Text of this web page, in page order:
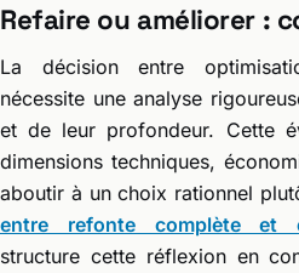
Refaire ou améliorer :
La décision entre
nécessite une analyse
et de leur profondeur. Cette
dimensions techniques,
aboutir à un choix rationnel
entre refonte complète et
structure cette réflexion en